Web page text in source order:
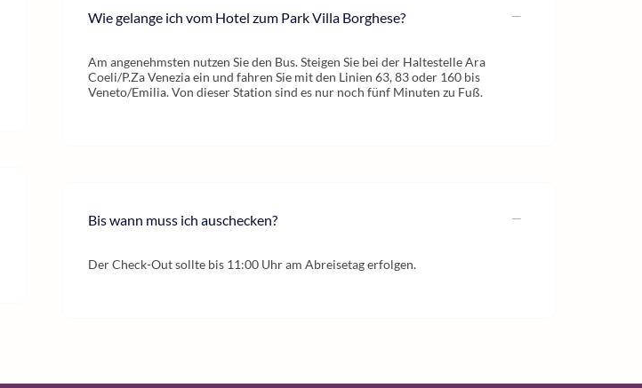
Wie gelange ich vom Hotel zum Park Villa Borghese?
Am angenehmsten nutzen Sie den Bus. Steigen Sie bei der Haltestelle Ara
Coeli/P.Za Venezia ein und fahren Sie mit den Linien 63, 83 oder 160 bis
Veneto/Emilia. Von dieser Station sind es nur noch fünf Minuten zu Fuß.
Bis wann muss ich auschecken?
Der Check-Out sollte bis 11:00 Uhr am Abreisetag erfolgen.